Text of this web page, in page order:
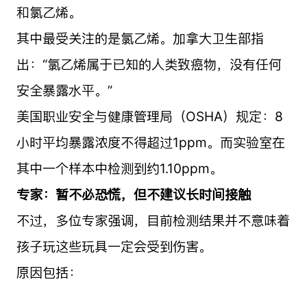
和氯乙烯。
其中最受关注的是氯乙烯。加拿大卫生部指
出：“氯乙烯属于已知的人类致癌物，没有任何
安全暴露水平。”
美国职业安全与健康管理局（OSHA）规定：8
小时平均暴露浓度不得超过1ppm。而实验室在
其中一个样本中检测到约1.10ppm。
专家：暂不必恐慌，但不建议长时间接触
不过，多位专家强调，目前检测结果并不意味着
孩子玩这些玩具一定会受到伤害。
原因包括：